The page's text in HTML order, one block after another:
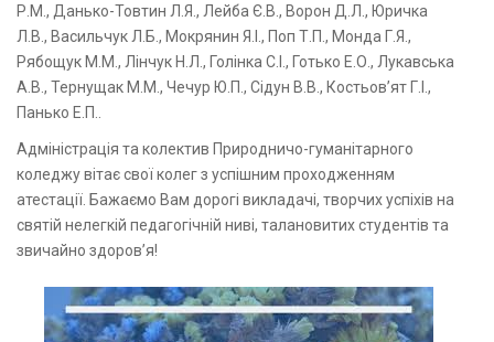
Р.М., Данько-Товтин Л.Я., Лейба Є.В., Ворон Д.Л., Юричка
Л.В., Васильчук Л.Б., Мокрянин Я.І., Поп Т.П., Монда Г.Я.,
Рябощук М.М., Лінчук Н.Л., Голінка С.І., Готько Е.О., Лукавська
А.В., Тернущак М.М., Чечур Ю.П., Сідун В.В., Костьов’ят Г.І.,
Панько Е.П..
Адміністрація та колектив Природничо-гуманітарного
коледжу вітає свої колег з успішним проходженням
атестації. Бажаємо Вам дорогі викладачі, творчих успіхів на
святій нелегкій педагогічній ниві, талановитих студентів та
звичайно здоров’я!